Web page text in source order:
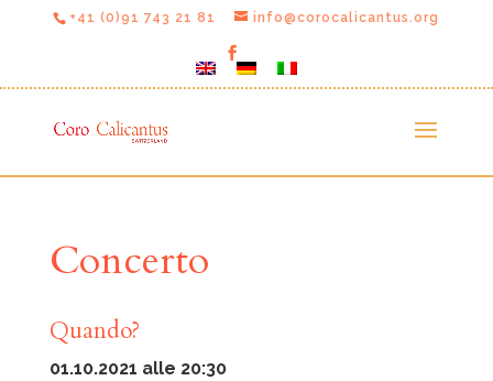
+41 (0)91 743 21 81 info@corocalicantus.org
Concerto
Quando?
01.10.2021 alle 20:30